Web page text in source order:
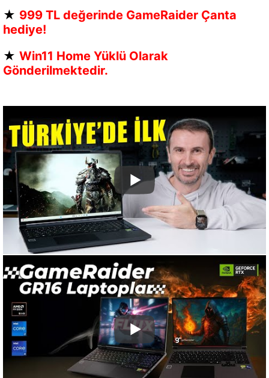
★ 999 TL değerinde GameRaider Çanta
hediye!
★ Win11 Home Yüklü Olarak
Gönderilmektedir.